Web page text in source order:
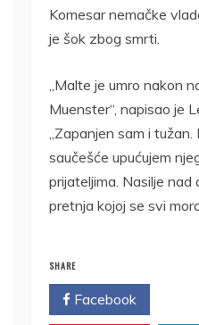
Komesar nemačke
je šok zbog smrti.
„Malte je umro nakon
Muenster“, napisao je
„Zapanjen sam i
saučešće upućujem
prijateljima. Nasilje nad
pretnja kojoj se svi
SHARE
Facebook